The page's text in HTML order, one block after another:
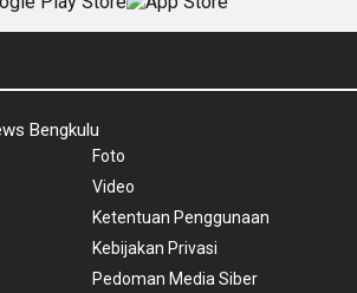
Bengkulu
Foto
Video
Ketentuan Penggunaan
Kebijakan Privasi
Pedoman Media Siber